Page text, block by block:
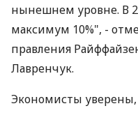
нынешнем уровне. В
максимум 10%", -
правления
Лавренчук.
Экономисты уверены,